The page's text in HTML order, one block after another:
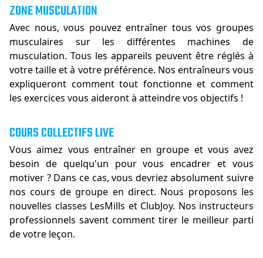
ZONE MUSCULATION
Avec nous, vous pouvez entraîner tous vos groupes
musculaires sur les différentes machines de
musculation. Tous les appareils peuvent être réglés à
votre taille et à votre préférence. Nos entraîneurs vous
expliqueront comment tout fonctionne et comment
les exercices vous aideront à atteindre vos objectifs !
COURS COLLECTIFS LIVE
Vous aimez vous entraîner en groupe et vous avez
besoin de quelqu'un pour vous encadrer et vous
motiver ? Dans ce cas, vous devriez absolument suivre
nos cours de groupe en direct. Nous proposons les
nouvelles classes LesMills et ClubJoy. Nos instructeurs
professionnels savent comment tirer le meilleur parti
de votre leçon.